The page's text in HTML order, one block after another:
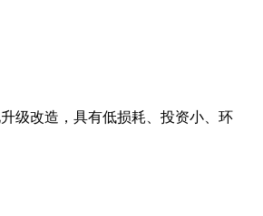
级改造，具有低损耗、投资小、环